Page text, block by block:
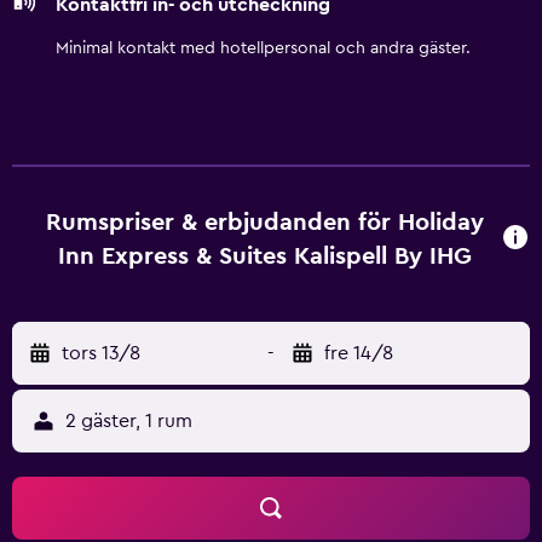
Kontaktfri in- och utcheckning
Minimal kontakt med hotellpersonal och andra gäster.
Rumspriser & erbjudanden för Holiday
Inn Express & Suites Kalispell By IHG
tors 13/8 - fre 14/8
2 gäster, 1 rum